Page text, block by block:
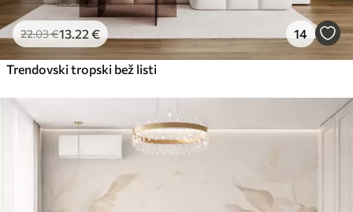
22.03€13 .22 € 14
Trendovski tropski bež listi